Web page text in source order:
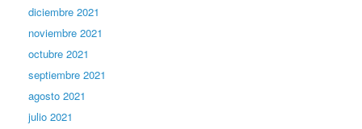
diciembre 2021
noviembre 2021
octubre 2021
septiembre 2021
agosto 2021
julio 2021